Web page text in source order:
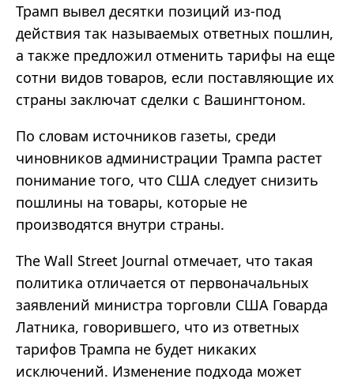
Трамп вывел десятки позиций из-под
действия так называемых ответных пошлин,
а также предложил отменить тарифы на еще
сотни видов товаров, если поставляющие их
страны заключат сделки с Вашингтоном.
По словам источников газеты, среди
чиновников администрации Трампа растет
понимание того, что США следует снизить
пошлины на товары, которые не
производятся внутри страны.
The Wall Street Journal отмечает, что такая
политика отличается от первоначальных
заявлений министра торговли США Говарда
Латника, говорившего, что из ответных
тарифов Трампа не будет никаких
исключений. Изменение подхода может